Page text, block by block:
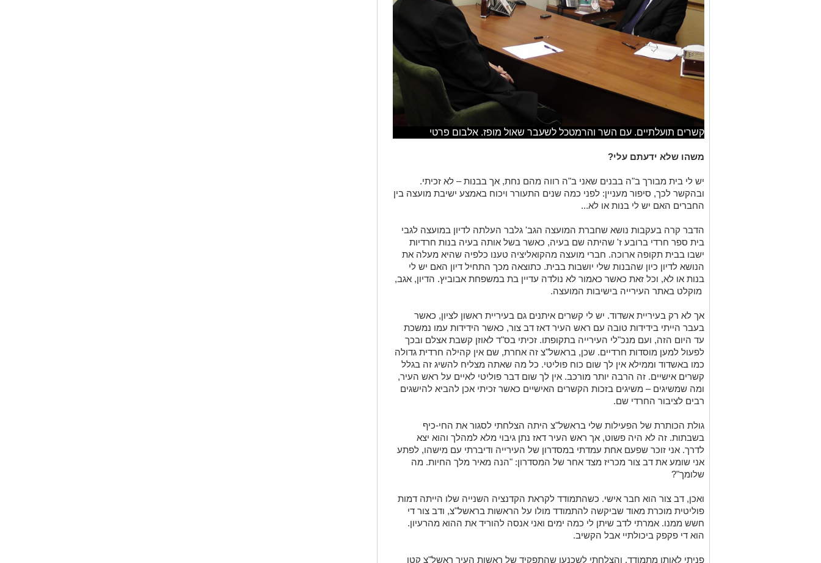
קשרים תועלתיים. עם השר והרמטכל לשעבר שאול מופז. אלבום פרטי
משהו שלא ידעתם עלי?
יש לי בית מבורך ב"ה בבנים שאני ב"ה רווה מהם נחת, אך בבנות – לא זכיתי.
ובהקשר לכך, סיפור מעניין: לפני כמה שנים התעורר ויכוח באמצע ישיבת מועצה בין
החברים האם יש לי בנות או לא...
הדבר קרה בעקבות נושא שחברת המועצה הגב' גלבר העלתה לדיון במועצה לגבי
בית ספר חרדי ברובע ז' שהיתה שם בעיה, כאשר בשל אותה בעיה בנות חרדיות
ישבו בבית תקופה ארוכה. חברי מועצה מהקואליציה טענו כלפיה שהיא מעלה את
הנושא לדיון כיון שהבנות שלי יושבות בבית. כתוצאה מכך התחיל דיון האם יש לי
בנות או לא, וכל זאת כאשר כאמור לא נולדה עדיין בת במשפחת אבוביץ. הדיון, אגב,
מוקלט באתר העירייה בישיבות המועצה.
אך לא רק בעיריית אשדוד. יש לי קשרים איתנים גם בעיריית ראשון לציון, כאשר
בעבר הייתי בידידות טובה עם ראש העיר דאז דב צור, כאשר הידידות עמו נמשכת
עד היום הזה, ועם מנכ"לי העירייה בתקופתו. זכיתי בס"ד לאוזן קשבת אצלם ובכך
לפעול למען מוסדות חרדיים. שכן, בראשל"צ זה אחרת, שם אין קהילה חרדית גדולה
כמו באשדוד וממילא אין לך שום כוח פוליטי. כל מה שאתה מצליח להשיג זה בגלל
קשרים אישיים. זה הרבה יותר מורכב. אין לך שום דבר פוליטי לאיים על ראש העיר,
ומה שמשיגים – משיגים בזכות הקשרים האישיים כאשר זכיתי אכן להביא להישגים
רבים לציבור החרדי שם.
גולת הכותרת של הפעילות שלי בראשל"צ היתה הצלחתי לסגור את החי-כיף
בשבתות. זה לא היה פשוט, אך ראש העיר דאז נתן גיבוי מלא למהלך והוא יצא
לדרך. אני זוכר שפעם אחת עמדתי במסדרון של העירייה ודיברתי עם מישהו, לפתע
אני שומע את דב צור מכריז מצד אחר של המסדרון: "הנה מאיר מלך החיות. מה
שלומך"?
ואכן, דב צור הוא חבר אישי. כשהתמודד לקראת הקדנציה השנייה שלו הייתה דמות
פוליטית מוכרת מאוד שביקשה להתמודד מולו על הראשות בראשל"צ, ודב צור די
חשש ממנו. אמרתי לדב שיתן לי כמה ימים ואני אנסה להוריד את ההוא מהרעיון.
הוא די פקפק ביכולתיי אבל הקשיב.
פניתי לאותו מתמודד, והצלחתי לשכנעו שהתפקיד של ראשות העיר ראשל"צ קטן